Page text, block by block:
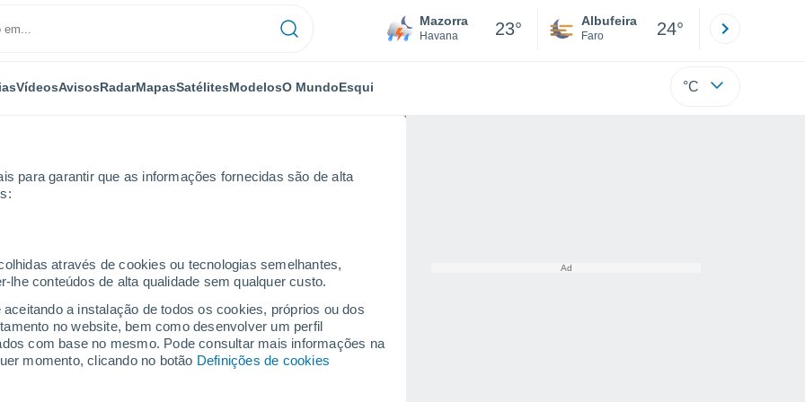
para garantir que as informações fornecidas são de alta
através de cookies ou tecnologias semelhantes,
conteúdos de alta qualidade sem qualquer custo.
a instalação de todos os cookies, próprios ou dos
no website, bem como desenvolver um perfil
com base no mesmo. Pode consultar mais informações na
momento, clicando no botão Definições de cookies
Mazorra
Havana 23° Albufeira
Faro 24°
VídeosAvisosRadarMapasSatélitesModelosO MundoEsqui °C
horas